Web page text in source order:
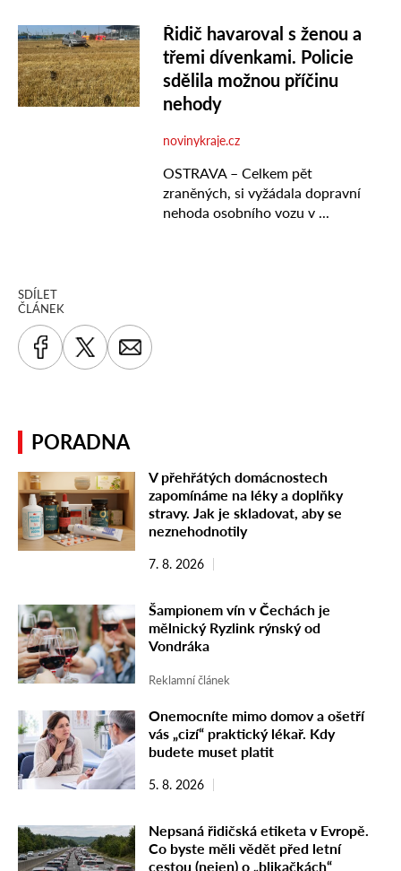
SDÍLET
ČLÁNEK
PORADNA
V přehřátých domácnostech
zapomínáme na léky a doplňky
stravy. Jak je skladovat, aby se
neznehodnotily
7. 8. 2026
Šampionem vín v Čechách je
mělnický Ryzlink rýnský od
Vondráka
Reklamní článek
Onemocníte mimo domov a ošetří
vás „cizí“ praktický lékař. Kdy
budete muset platit
5. 8. 2026
Nepsaná řidičská etiketa v Evropě.
Co byste měli vědět před letní
cestou (nejen) o „blikačkách“